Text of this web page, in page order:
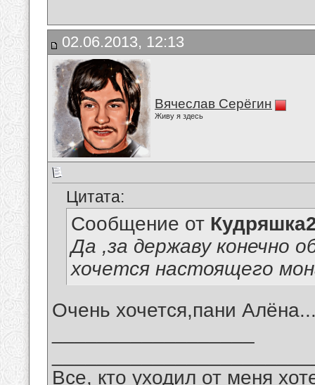
02.06.2013, 12:13
Вячеслав Серёгин
Живу я здесь
Цитата:
Сообщение от
Да ,за державу конечно
хочется настоящего
Очень хочется,пани
Все, кто уходил от меня